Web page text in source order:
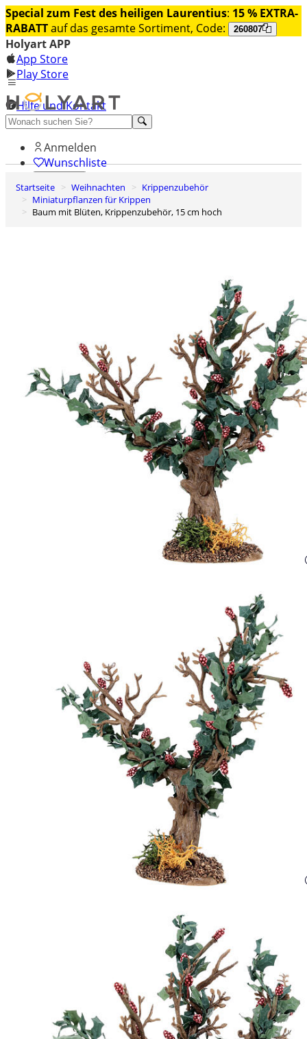
Special zum Fest des heiligen Laurentius: 15 % EXTRA-
RABATTauf das gesamte Sortiment, Code: 260807
Holyart APP
App Store
Play Store
Hilfe und Kontakt
Entdecken Sie Premium
Anmelden
Wunschliste
0
Warenkorb
Startseite Weihnachten
Krippenzubehör
Miniaturpflanzen für Krippen
Baum mit Blüten, Krippenzubehör, 15 cm hoch